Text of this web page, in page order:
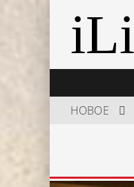
НОВОЕ